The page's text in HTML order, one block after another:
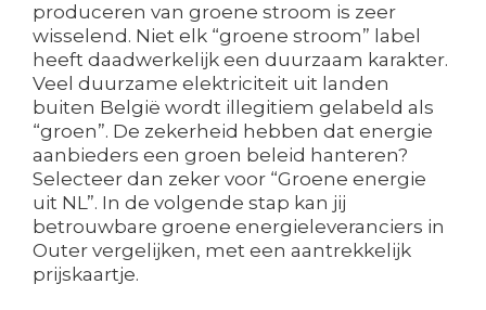
produceren van groene stroom is zeer
wisselend. Niet elk “groene stroom” label
heeft daadwerkelijk een duurzaam karakter.
Veel duurzame elektriciteit uit landen
buiten België wordt illegitiem gelabeld als
“groen”. De zekerheid hebben dat energie
aanbieders een groen beleid hanteren?
Selecteer dan zeker voor “Groene energie
uit NL”. In de volgende stap kan jij
betrouwbare groene energieleveranciers in
Outer vergelijken, met een aantrekkelijk
prijskaartje.